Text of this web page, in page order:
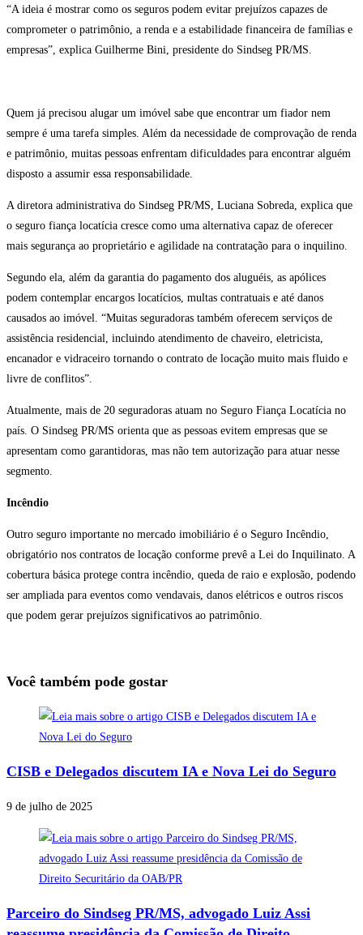
“A ideia é mostrar como os seguros podem evitar prejuízos capazes de
comprometer o patrimônio, a renda e a estabilidade financeira de famílias e
empresas”, explica Guilherme Bini, presidente do Sindseg PR/MS.
Quem já precisou alugar um imóvel sabe que encontrar um fiador nem
sempre é uma tarefa simples. Além da necessidade de comprovação de renda
e patrimônio, muitas pessoas enfrentam dificuldades para encontrar alguém
disposto a assumir essa responsabilidade.
A diretora administrativa do Sindseg PR/MS, Luciana Sobreda, explica que
o seguro fiança locatícia cresce como uma alternativa capaz de oferecer
mais segurança ao proprietário e agilidade na contratação para o inquilino.
Segundo ela, além da garantia do pagamento dos aluguéis, as apólices
podem contemplar encargos locatícios, multas contratuais e até danos
causados ao imóvel. “Muitas seguradoras também oferecem serviços de
assistência residencial, incluindo atendimento de chaveiro, eletricista,
encanador e vidraceiro tornando o contrato de locação muito mais fluido e
livre de conflitos”.
Atualmente, mais de 20 seguradoras atuam no Seguro Fiança Locatícia no
país. O Sindseg PR/MS orienta que as pessoas evitem empresas que se
apresentam como garantidoras, mas não tem autorização para atuar nesse
segmento.
Incêndio
Outro seguro importante no mercado imobiliário é o Seguro Incêndio,
obrigatório nos contratos de locação conforme prevê a Lei do Inquilinato. A
cobertura básica protege contra incêndio, queda de raio e explosão, podendo
ser ampliada para eventos como vendavais, danos elétricos e outros riscos
que podem gerar prejuízos significativos ao patrimônio.
Você também pode gostar
CISB e Delegados discutem IA e Nova Lei do Seguro
9 de julho de 2025
Parceiro do Sindseg PR/MS, advogado Luiz Assi